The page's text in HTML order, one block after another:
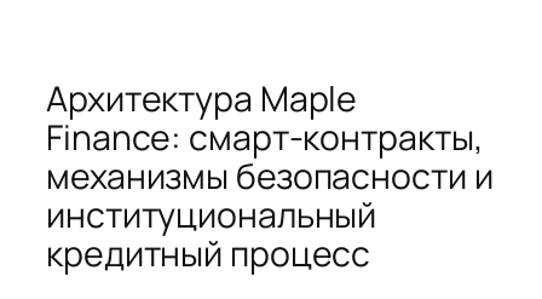
Архитектура Maple
Finance: смарт-контракты,
механизмы безопасности и
институциональный
кредитный процесс